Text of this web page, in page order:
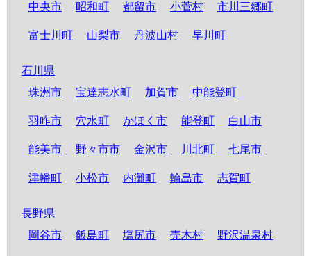
中央市 昭和町 都留市 小菅村 市川三郷町
富士川町 山梨市 丹波山村 早川町
石川県
珠洲市
宝達志水町 加賀市 中能登町
羽咋市 穴水町 かほく市 能登町 白山市
能美市 野々市市 金沢市 川北町 七尾市
津幡町 小松市 内灘町 輪島市 志賀町
長野県
岡谷市
飯島町 塩尻市 売木村 野沢温泉村